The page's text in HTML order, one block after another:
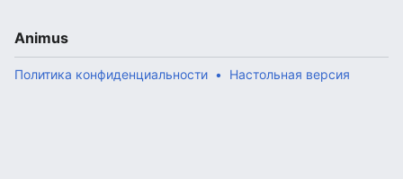
Animus
Политика конфиденциальности Настольная версия